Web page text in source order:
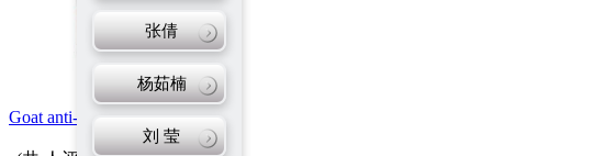
张倩
杨茹楠
刘 莹
Goat anti-Rabbit IgG-AF594